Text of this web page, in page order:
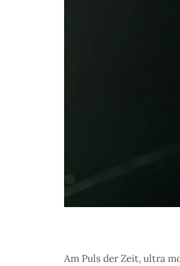
Am Puls der Zeit, ultra